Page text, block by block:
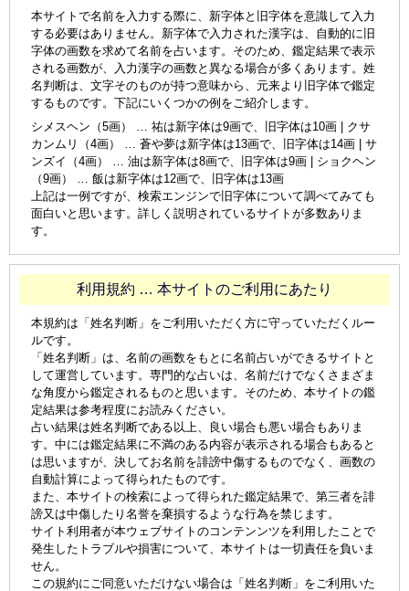
本サイトで名前を入力する際に、新字体と旧字体を意識して入力
する必要はありません。新字体で入力された漢字は、自動的に旧
字体の画数を求めて名前を占います。そのため、鑑定結果で表示
される画数が、入力漢字の画数と異なる場合が多くあります。姓
名判断は、文字そのものが持つ意味から、元来より旧字体で鑑定
するものです。下記にいくつかの例をご紹介します。
シメスヘン（5画） … 祐は新字体は9画で、旧字体は10画 | クサ
カンムリ（4画） … 蒼や夢は新字体は13画で、旧字体は14画 | サ
ンズイ（4画） … 油は新字体は8画で、旧字体は9画 | ショクヘン
（9画） … 飯は新字体は12画で、旧字体は13画
上記は一例ですが、検索エンジンで旧字体について調べてみても
面白いと思います。詳しく説明されているサイトが多数ありま
す。
利用規約 … 本サイトのご利用にあたり
本規約は「姓名判断」をご利用いただく方に守っていただくルー
ルです。
「姓名判断」は、名前の画数をもとに名前占いができるサイトと
して運営しています。専門的な占いは、名前だけでなくさまざま
な角度から鑑定されるものと思います。そのため、本サイトの鑑
定結果は参考程度にお読みください。
占い結果は姓名判断である以上、良い場合も悪い場合もありま
す。中には鑑定結果に不満のある内容が表示される場合もあると
は思いますが、決してお名前を誹謗中傷するものでなく、画数の
自動計算によって得られたものです。
また、本サイトの検索によって得られた鑑定結果で、第三者を誹
謗又は中傷したり名誉を棄損するような行為を禁じます。
サイト利用者が本ウェブサイトのコンテンンツを利用したことで
発生したトラブルや損害について、本サイトは一切責任を負いま
せん。
この規約にご同意いただけない場合は「姓名判断」をご利用いた